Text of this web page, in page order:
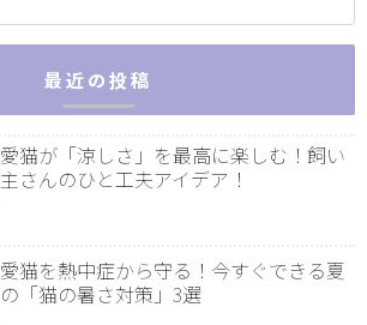
最近の投稿
愛猫が「涼しさ」を最高に楽しむ！飼い
主さんのひと工夫アイデア！
愛猫を熱中症から守る！今すぐできる夏
の「猫の暑さ対策」3選